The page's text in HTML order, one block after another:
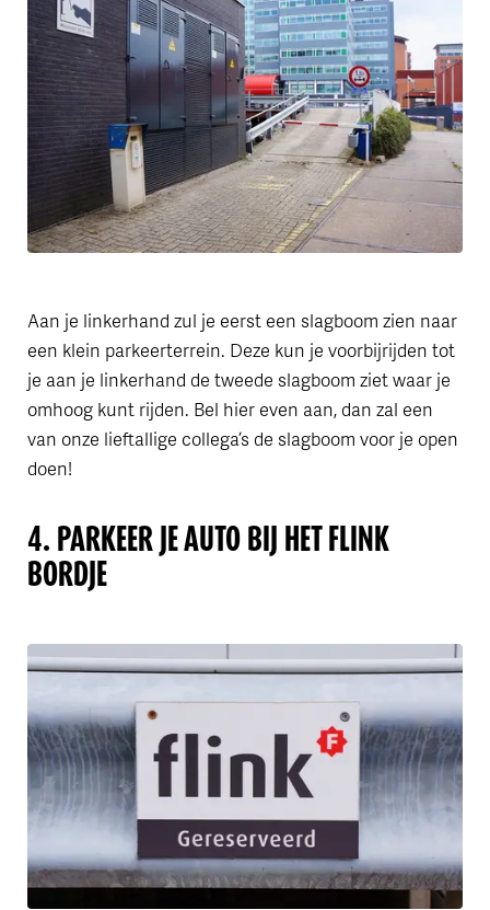
Aan je linkerhand zul je eerst een slagboom zien naar
een klein parkeerterrein. Deze kun je voorbijrijden tot
je aan je linkerhand de tweede slagboom ziet waar je
omhoog kunt rijden. Bel hier even aan, dan zal een
van onze lieftallige collega’s de slagboom voor je open
doen!
4. PARKEER JE AUTO BIJ HET FLINK
BORDJE